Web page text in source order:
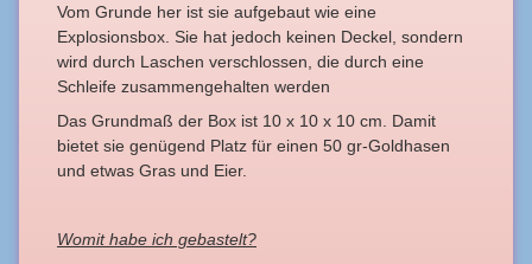
Vom Grunde her ist sie aufgebaut wie eine
Explosionsbox. Sie hat jedoch keinen Deckel, sondern
wird durch Laschen verschlossen, die durch eine
Schleife zusammengehalten werden
Das Grundmaß der Box ist 10 x 10 x 10 cm. Damit
bietet sie genügend Platz für einen 50 gr-Goldhasen
und etwas Gras und Eier.
Womit habe ich gebastelt?